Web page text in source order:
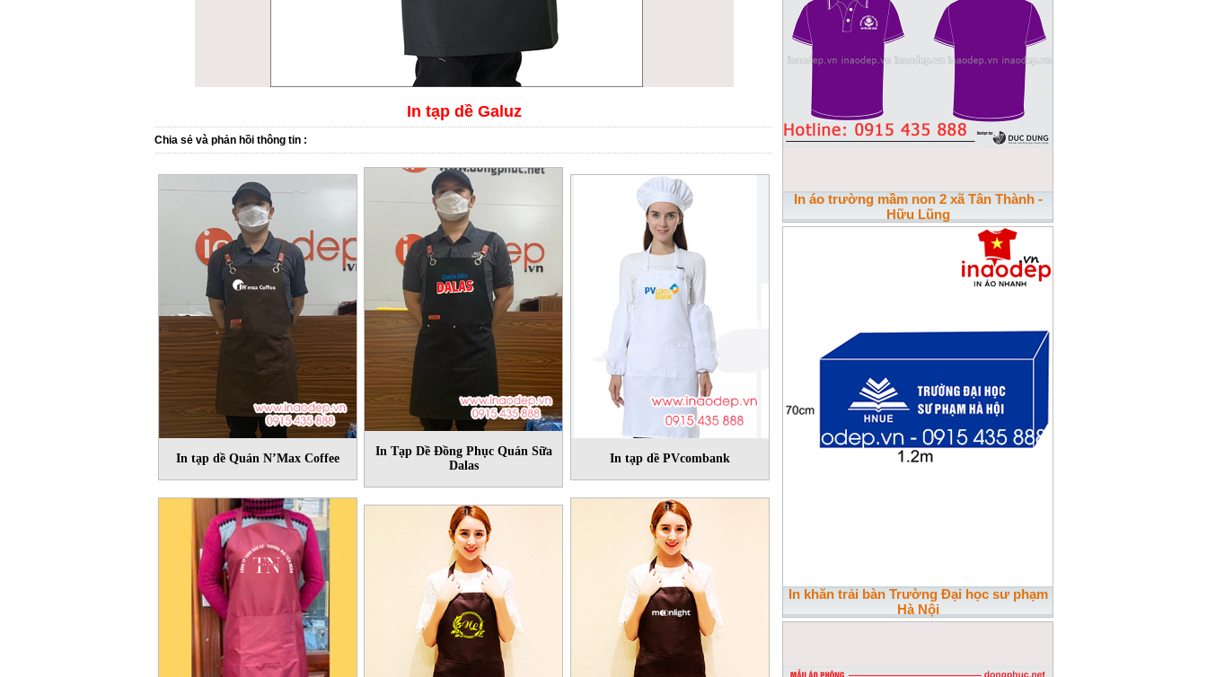
In tạp dề Galuz
Chia sẻ và phản hồi thông tin :
In tạp dề Quán N’Max Coffee
In Tạp Dề Đồng Phục Quán Sữa
Dalas
In tạp dề PVcombank
In áo trường mầm non 2 xã Tân Thành -
Hữu Lũng
In khăn trải bàn Trường Đại học sư phạm
Hà Nội